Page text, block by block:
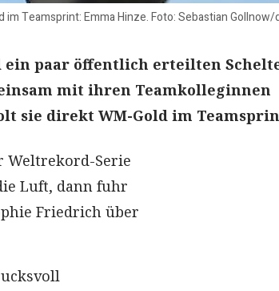
Teamsprint: Emma Hinze. Foto: Sebastian Gollnow/
ein paar öffentlich erteilten
mit ihren Teamkolleginnen
sie direkt WM-Gold im
Weltrekord-Serie
Luft, dann fuhr
Friedrich über